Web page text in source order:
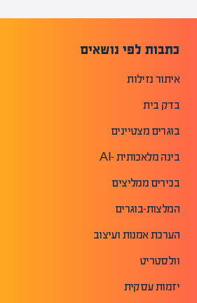
כתבות לפי נושאים
איתור נזילות
בדק בית
בוגרים מצטיינים
בינה מלאכותית -AI
בכירים ממליצים
המלצות-בוגרים
הערכת אמנות ועיצוב
וולסטריט
יזמות עסקית